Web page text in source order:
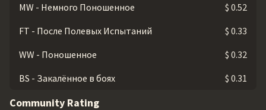
MW - Немного Поношенное
$ 0.52
FT - После Полевых Испытаний
$ 0.33
WW - Поношенное
$ 0.32
BS - Закалённое в боях
$ 0.31
Community Rating